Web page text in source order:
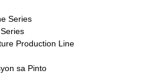
Series
Production Line
sa Pinto